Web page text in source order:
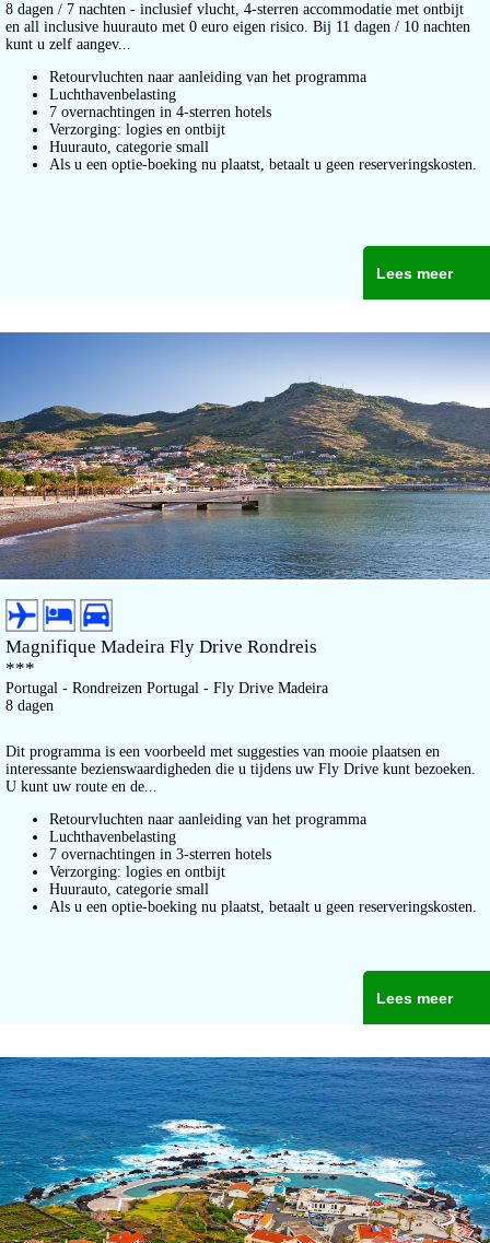
8 dagen / 7 nachten - inclusief vlucht, 4-sterren accommodatie met ontbijt
en all inclusive huurauto met 0 euro eigen risico. Bij 11 dagen / 10 nachten
kunt u zelf aangev...
Retourvluchten naar aanleiding van het programma
Luchthavenbelasting
7 overnachtingen in 4-sterren hotels
Verzorging: logies en ontbijt
Huurauto, categorie small
Als u een optie-boeking nu plaatst, betaalt u geen reserveringskosten.
Lees meer
Magnifique Madeira Fly Drive Rondreis
***
Portugal - Rondreizen Portugal - Fly Drive Madeira
8 dagen
Dit programma is een voorbeeld met suggesties van mooie plaatsen en
interessante bezienswaardigheden die u tijdens uw Fly Drive kunt bezoeken.
U kunt uw route en de...
Retourvluchten naar aanleiding van het programma
Luchthavenbelasting
7 overnachtingen in 3-sterren hotels
Verzorging: logies en ontbijt
Huurauto, categorie small
Als u een optie-boeking nu plaatst, betaalt u geen reserveringskosten.
Lees meer